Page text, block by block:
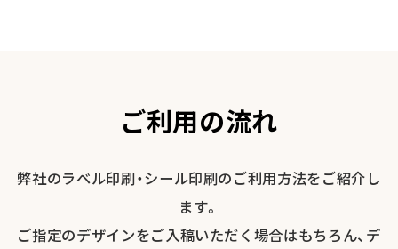
ご利用の流れ
弊社のラベル印刷・シール印刷のご利用方法をご紹介し
ます。
ご指定のデザインをご入稿いただく場合はもちろん、デ